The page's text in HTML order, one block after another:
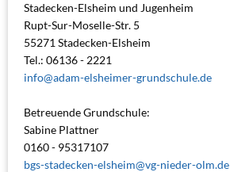
Stadecken-Elsheim und Jugenheim
Rupt-Sur-Moselle-Str. 5
55271 Stadecken-Elsheim
Tel.: 06136 - 2221
info@adam-elsheimer-grundschule.de
Betreuende Grundschule:
Sabine Plattner
0160 - 95317107
bgs-stadecken-elsheim@vg-nieder-olm.de